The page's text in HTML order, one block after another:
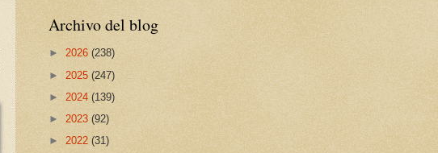
Archivo del blog
► 2026 (238)
► 2025 (247)
► 2024 (139)
► 2023 (92)
► 2022 (31)